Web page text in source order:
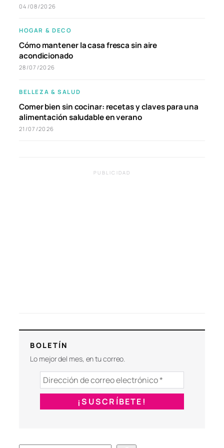
04/08/2026
HOGAR & DECO
Cómo mantener la casa fresca sin aire
acondicionado
28/07/2026
BELLEZA & SALUD
Comer bien sin cocinar: recetas y claves para una
alimentación saludable en verano
21/07/2026
PUBLICIDAD
BOLETÍN
Lo mejor del mes, en tu correo.